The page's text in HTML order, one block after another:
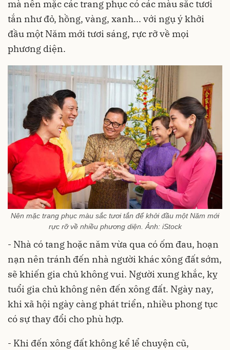
mà nên mặc các trang phục có các màu sắc tươi
tắn như đỏ, hồng, vàng, xanh... với ngụ ý khởi
đầu một Năm mới tươi sáng, rực rỡ về mọi
phương diện.
Nên mặc trang phục màu sắc tươi tắn để khởi đầu một Năm mới
rực rỡ về nhiều phương diện. Ảnh: iStock
- Nhà có tang hoặc năm vừa qua có ốm đau, hoạn
nạn nên tránh đến nhà người khác xông đất sớm,
sẽ khiến gia chủ không vui. Người xung khắc, kỵ
tuổi gia chủ không nên đến xông đất. Ngày nay,
khi xã hội ngày càng phát triển, nhiều phong tục
có sự thay đổi cho phù hợp.
- Khi đến xông đất không kể lể chuyện cũ,